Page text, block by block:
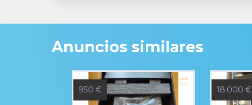
Anuncios similares
950 € 18.000 €